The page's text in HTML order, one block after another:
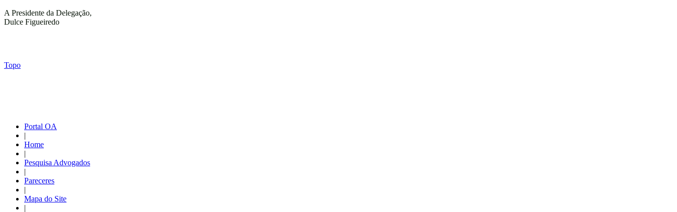
A Presidente da Delegação,
Dulce Figueiredo
Topo
Portal OA
|
Home
|
Pesquisa Advogados
|
Pareceres
|
Mapa do Site
|